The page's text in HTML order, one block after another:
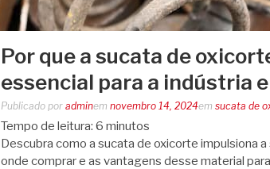
Por que a sucata de
essencial para a indústria
Publicado por adminem novembro 14, 2024em sucata de
Tempo de leitura: 6 minutos
Descubra como a sucata de oxicorte impulsiona
onde comprar e as vantagens desse material